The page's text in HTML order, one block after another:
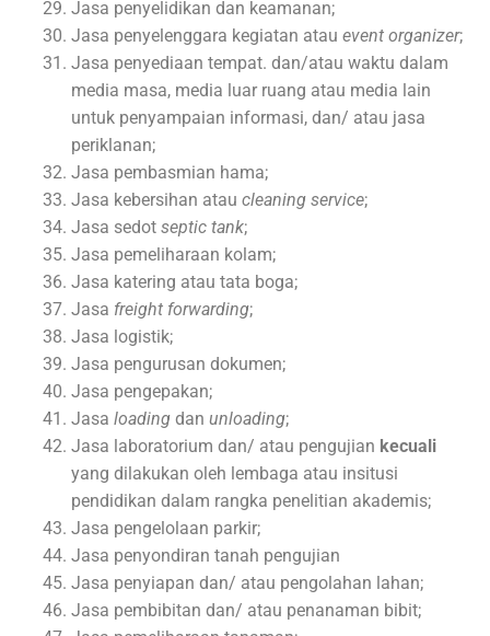
Jasa penyelidikan dan keamanan;
Jasa penyelenggara kegiatan atau event organizer;
Jasa penyediaan tempat. dan/atau waktu dalam
media masa, media luar ruang atau media lain
untuk penyampaian informasi, dan/ atau jasa
periklanan;
Jasa pembasmian hama;
Jasa kebersihan atau cleaning service;
Jasa sedot septic tank;
Jasa pemeliharaan kolam;
Jasa katering atau tata boga;
Jasa freight forwarding;
Jasa logistik;
Jasa pengurusan dokumen;
Jasa pengepakan;
Jasa loading dan unloading;
Jasa laboratorium dan/ atau pengujian kecuali
yang dilakukan oleh lembaga atau insitusi
pendidikan dalam rangka penelitian akademis;
Jasa pengelolaan parkir;
Jasa penyondiran tanah pengujian
Jasa penyiapan dan/ atau pengolahan lahan;
Jasa pembibitan dan/ atau penanaman bibit;